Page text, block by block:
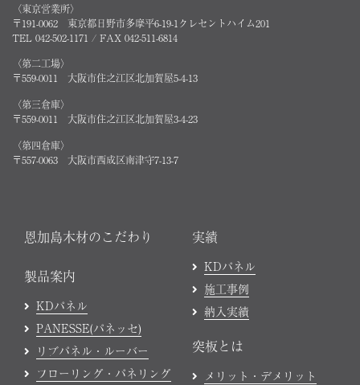
〈東京営業所〉
〒191-0062 東京都日野市多摩平6-19-1クレセントハイム201
TEL 042-502-1171 / FAX 042-511-6814
〈第二工場〉
〒559-0011 大阪市住之江区北加賀屋5-4-13
〈第三倉庫〉
〒559-0011 大阪市住之江区北加賀屋3-4-23
〈第四倉庫〉
〒557-0063 大阪市西成区南津守7-13-7
恩加島木材のこだわり
製品案内
KDパネル
PANESSE(パネッセ)
リブパネル・ルーバー
フローリング・パネリング
実績
KDパネル
施工事例
納入実績
突板とは
メリット・デメリット